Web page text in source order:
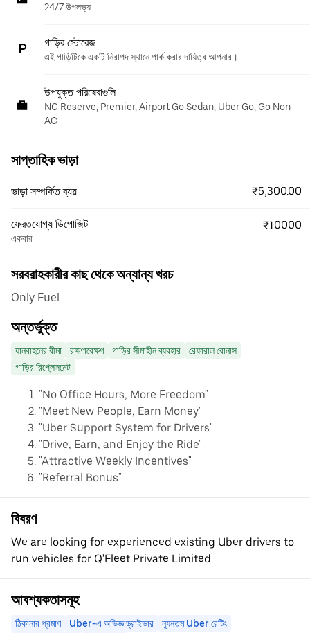
24/7 উপলভ্য
গাড়ির স্টোরেজ
এই গাড়িটিকে একটি নিরাপদ স্থানে পার্ক করার দায়িত্ব আপনার।
উপযুক্ত পরিষেবাগুলি
NC Reserve, Premier, Airport Go Sedan, Uber Go, Go Non
AC
সাপ্তাহিক ভাড়া
ভাড়া সম্পর্কিত ব্যয় ₹5,300.00
ফেরতযোগ্য ডিপোজিট
একবার
₹10000
সরবরাহকারীর কাছ থেকে অন্যান্য খরচ
Only Fuel
অন্তর্ভুক্ত
যানবাহনের বীমা রক্ষণাবেক্ষণ গাড়ির সীমাহীন ব্যবহার
রেফারাল বোনাস
গাড়ির রিপ্লেসমেন্ট
"No Office Hours, More Freedom"
"Meet New People, Earn Money"
"Uber Support System for Drivers"
"Drive, Earn, and Enjoy the Ride"
"Attractive Weekly Incentives"
"Referral Bonus"
বিবরণ
We are looking for experienced existing Uber drivers to
run vehicles for Q'Fleet Private Limited
আবশ্যকতাসমূহ
ঠিকানার প্রমাণ Uber-এ অভিজ্ঞ ড্রাইভার
ন্যূনতম Uber রেটিং